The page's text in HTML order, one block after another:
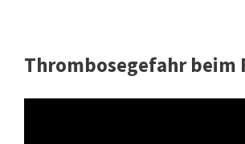
Thrombosegefahr beim